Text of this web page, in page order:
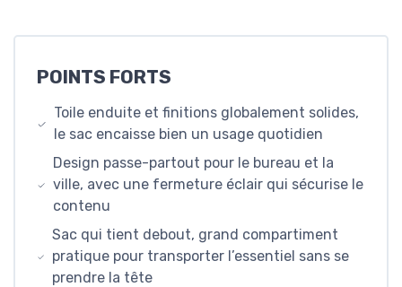
POINTS FORTS
Toile enduite et finitions globalement solides,
le sac encaisse bien un usage quotidien
Design passe-partout pour le bureau et la
ville, avec une fermeture éclair qui sécurise le
contenu
Sac qui tient debout, grand compartiment
pratique pour transporter l’essentiel sans se
prendre la tête